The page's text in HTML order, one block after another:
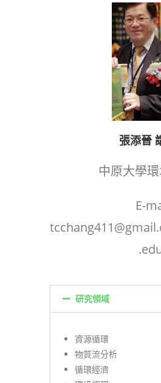
張添晉
中原大學
E-
研究領域
資源循環
物質流分析
循環經濟